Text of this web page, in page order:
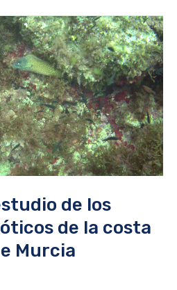
de los
de la costa
Murcia